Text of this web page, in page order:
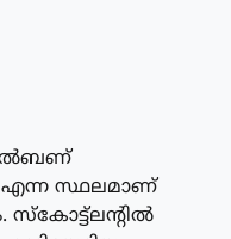
എന്ന സ്ഥലമാണ്
സ്‌കോട്ട്‌ലന്റില്‍